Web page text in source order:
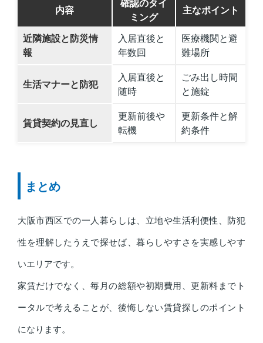
内容
ミング
主なポイント
近隣施設と防災情
報
入居直後と
年数回
医療機関と避
難場所
生活マナーと防犯
入居直後と
随時
ごみ出し時間
と施錠
賃貸契約の見直し
更新前後や
転機
更新条件と解
約条件
まとめ
大阪市西区での一人暮らしは、立地や生活利便性、防犯
性を理解したうえで探せば、暮らしやすさを実感しやす
いエリアです。
家賃だけでなく、毎月の総額や初期費用、更新料までト
ータルで考えることが、後悔しない賃貸探しのポイント
になります。